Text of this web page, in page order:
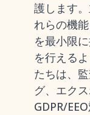
護します
れらの機
を最小限
を行える
たちは、
グ、エク
GDPR/